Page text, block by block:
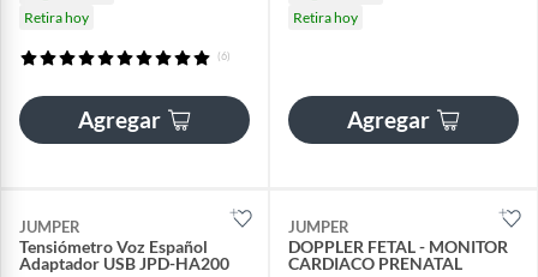
Retira hoy
(6)
Agregar
Retira hoy
Agregar
JUMPER
Tensiómetro Voz Español
Adaptador USB JPD-HA200
JUMPER
DOPPLER FETAL - MONITOR
CARDIACO PRENATAL